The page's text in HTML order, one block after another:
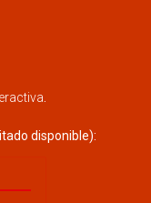
disponible):